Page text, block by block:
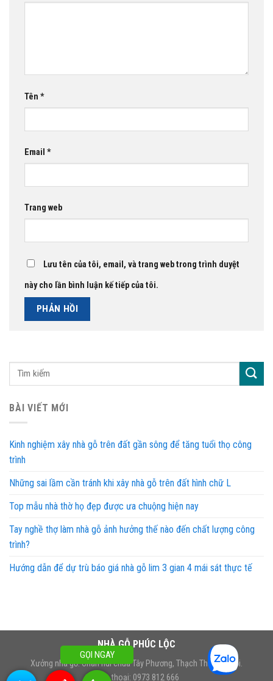
Tên *
Email *
Trang web
Lưu tên của tôi, email, và trang web trong trình duyệt
này cho lần bình luận kế tiếp của tôi.
BÀI VIẾT MỚI
Kinh nghiệm xây nhà gỗ trên đất gần sông để tăng tuổi thọ công
trình
Những sai lầm cần tránh khi xây nhà gỗ trên đất hình chữ L
Top mẫu nhà thờ họ đẹp được ưa chuộng hiện nay
Tay nghề thợ làm nhà gỗ ảnh hưởng thế nào đến chất lượng công
trình?
Hướng dẫn để dự trù báo giá nhà gỗ lim 3 gian 4 mái sát thực tế
NHÀ GỖ PHÚC LỘC
Xưởng nhà gỗ: Chân núi chùa Tây Phương, Thạch Thất, Hà Nội.
Điện thoại: 0973 812 666
GỌI NGAY